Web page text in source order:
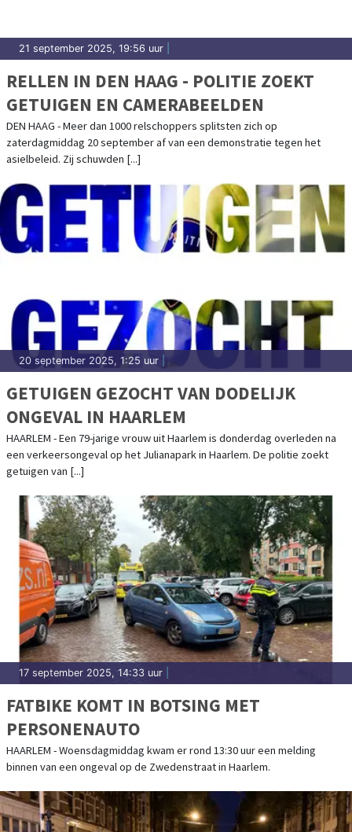
21 september 2025, 19:56 uur
RELLEN IN DEN HAAG - POLITIE ZOEKT
GETUIGEN EN CAMERABEELDEN
DEN HAAG - Meer dan 1000 relschoppers splitsten zich op
zaterdagmiddag 20 september af van een demonstratie tegen het
asielbeleid. Zij schuwden [...]
20 september 2025, 1:25 uur
GETUIGEN GEZOCHT VAN DODELIJK
ONGEVAL IN HAARLEM
HAARLEM - Een 79-jarige vrouw uit Haarlem is donderdag overleden na
een verkeersongeval op het Julianapark in Haarlem. De politie zoekt
getuigen van [...]
17 september 2025, 14:33 uur
FATBIKE KOMT IN BOTSING MET
PERSONENAUTO
HAARLEM - Woensdagmiddag kwam er rond 13:30 uur een melding
binnen van een ongeval op de Zwedenstraat in Haarlem.